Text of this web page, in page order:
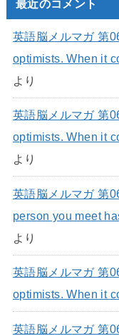
最近のコメント
英語脳メルマガ 第
optimists. When it
より
英語脳メルマガ 第
optimists. When it
より
英語脳メルマガ 第
person you meet
より
英語脳メルマガ 第
optimists. When it
英語脳メルマガ 第